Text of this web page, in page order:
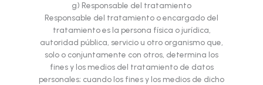
g) Responsable del tratamiento
Responsable del tratamiento o encargado del
tratamiento es la persona física o jurídica,
autoridad pública, servicio u otro organismo que,
solo o conjuntamente con otros, determina los
fines y los medios del tratamiento de datos
personales; cuando los fines y los medios de dicho